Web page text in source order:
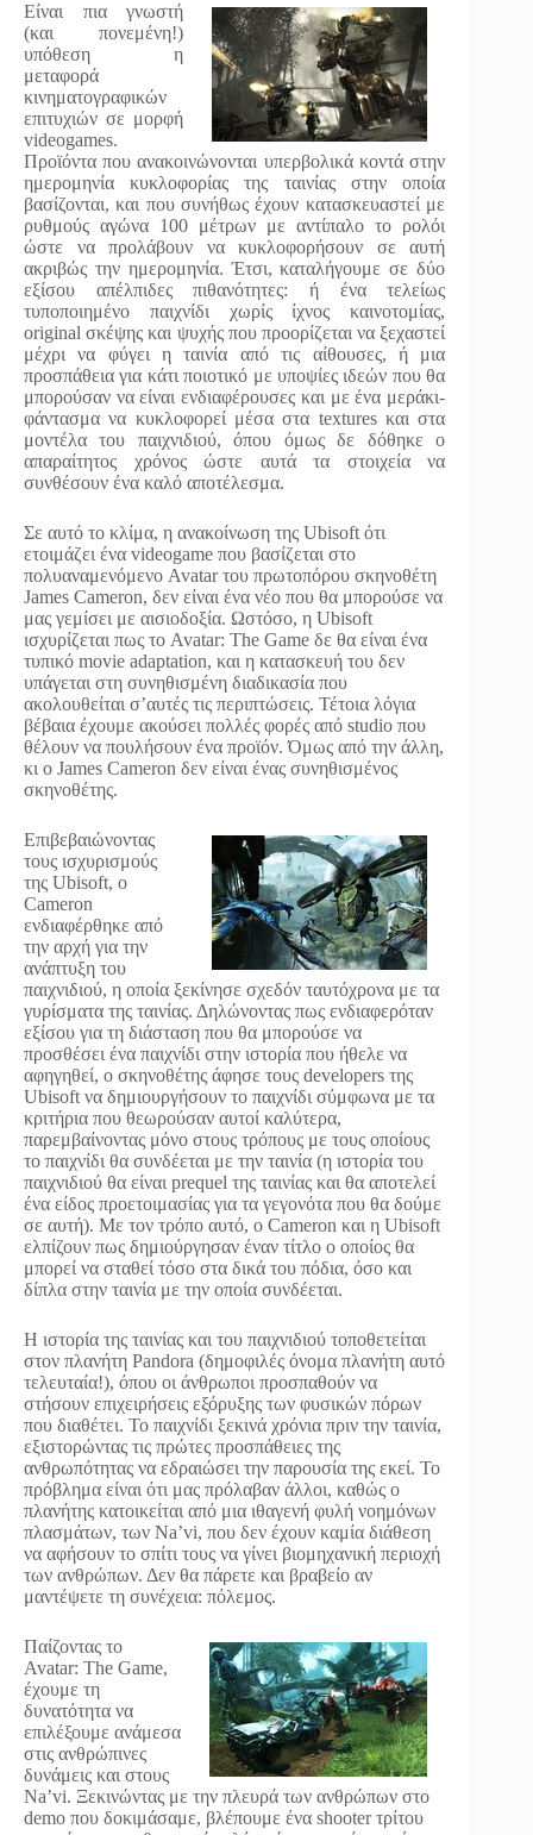
Είναι πια γνωστή
(και πονεμένη!)
υπόθεση η
μεταφορά
κινηματογραφικών
επιτυχιών σε μορφή
videogames.
Προϊόντα που ανακοινώνονται υπερβολικά κοντά στην
ημερομηνία κυκλοφορίας της ταινίας στην οποία
βασίζονται, και που συνήθως έχουν κατασκευαστεί με
ρυθμούς αγώνα 100 μέτρων με αντίπαλο το ρολόι
ώστε να προλάβουν να κυκλοφορήσουν σε αυτή
ακριβώς την ημερομηνία. Έτσι, καταλήγουμε σε δύο
εξίσου απέλπιδες πιθανότητες: ή ένα τελείως
τυποποιημένο παιχνίδι χωρίς ίχνος καινοτομίας,
original σκέψης και ψυχής που προορίζεται να ξεχαστεί
μέχρι να φύγει η ταινία από τις αίθουσες, ή μια
προσπάθεια για κάτι ποιοτικό με υποψίες ιδεών που θα
μπορούσαν να είναι ενδιαφέρουσες και με ένα μεράκι-
φάντασμα να κυκλοφορεί μέσα στα textures και στα
μοντέλα του παιχνιδιού, όπου όμως δε δόθηκε ο
απαραίτητος χρόνος ώστε αυτά τα στοιχεία να
συνθέσουν ένα καλό αποτέλεσμα.
Σε αυτό το κλίμα, η ανακοίνωση της Ubisoft ότι
ετοιμάζει ένα videogame που βασίζεται στο
πολυαναμενόμενο Avatar του πρωτοπόρου σκηνοθέτη
James Cameron, δεν είναι ένα νέο που θα μπορούσε να
μας γεμίσει με αισιοδοξία. Ωστόσο, η Ubisoft
ισχυρίζεται πως το Avatar: The Game δε θα είναι ένα
τυπικό movie adaptation, και η κατασκευή του δεν
υπάγεται στη συνηθισμένη διαδικασία που
ακολουθείται σ’αυτές τις περιπτώσεις. Τέτοια λόγια
βέβαια έχουμε ακούσει πολλές φορές από studio που
θέλουν να πουλήσουν ένα προϊόν. Όμως από την άλλη,
κι ο James Cameron δεν είναι ένας συνηθισμένος
σκηνοθέτης.
Επιβεβαιώνοντας
τους ισχυρισμούς
της Ubisoft, ο
Cameron
ενδιαφέρθηκε από
την αρχή για την
ανάπτυξη του
παιχνιδιού, η οποία ξεκίνησε σχεδόν ταυτόχρονα με τα
γυρίσματα της ταινίας. Δηλώνοντας πως ενδιαφερόταν
εξίσου για τη διάσταση που θα μπορούσε να
προσθέσει ένα παιχνίδι στην ιστορία που ήθελε να
αφηγηθεί, ο σκηνοθέτης άφησε τους developers της
Ubisoft να δημιουργήσουν το παιχνίδι σύμφωνα με τα
κριτήρια που θεωρούσαν αυτοί καλύτερα,
παρεμβαίνοντας μόνο στους τρόπους με τους οποίους
το παιχνίδι θα συνδέεται με την ταινία (η ιστορία του
παιχνιδιού θα είναι prequel της ταινίας και θα αποτελεί
ένα είδος προετοιμασίας για τα γεγονότα που θα δούμε
σε αυτή). Με τον τρόπο αυτό, ο Cameron και η Ubisoft
ελπίζουν πως δημιούργησαν έναν τίτλο ο οποίος θα
μπορεί να σταθεί τόσο στα δικά του πόδια, όσο και
δίπλα στην ταινία με την οποία συνδέεται.
Η ιστορία της ταινίας και του παιχνιδιού τοποθετείται
στον πλανήτη Pandora (δημοφιλές όνομα πλανήτη αυτό
τελευταία!), όπου οι άνθρωποι προσπαθούν να
στήσουν επιχειρήσεις εξόρυξης των φυσικών πόρων
που διαθέτει. Το παιχνίδι ξεκινά χρόνια πριν την ταινία,
εξιστορώντας τις πρώτες προσπάθειες της
ανθρωπότητας να εδραιώσει την παρουσία της εκεί. Το
πρόβλημα είναι ότι μας πρόλαβαν άλλοι, καθώς ο
πλανήτης κατοικείται από μια ιθαγενή φυλή νοημόνων
πλασμάτων, των Na’vi, που δεν έχουν καμία διάθεση
να αφήσουν το σπίτι τους να γίνει βιομηχανική περιοχή
των ανθρώπων. Δεν θα πάρετε και βραβείο αν
μαντέψετε τη συνέχεια: πόλεμος.
Παίζοντας το
Avatar: The Game,
έχουμε τη
δυνατότητα να
επιλέξουμε ανάμεσα
στις ανθρώπινες
δυνάμεις και στους
Na’vi. Ξεκινώντας με την πλευρά των ανθρώπων στο
demo που δοκιμάσαμε, βλέπουμε ένα shooter τρίτου